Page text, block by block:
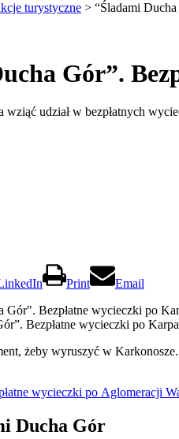
turystyczne > “Śladami
Gór”.
udział w bezpłatnych
Print Email
Bezpłatne wycieczki po
żeby wyruszyć w
wycieczki po Aglomeracji
Ducha Gór